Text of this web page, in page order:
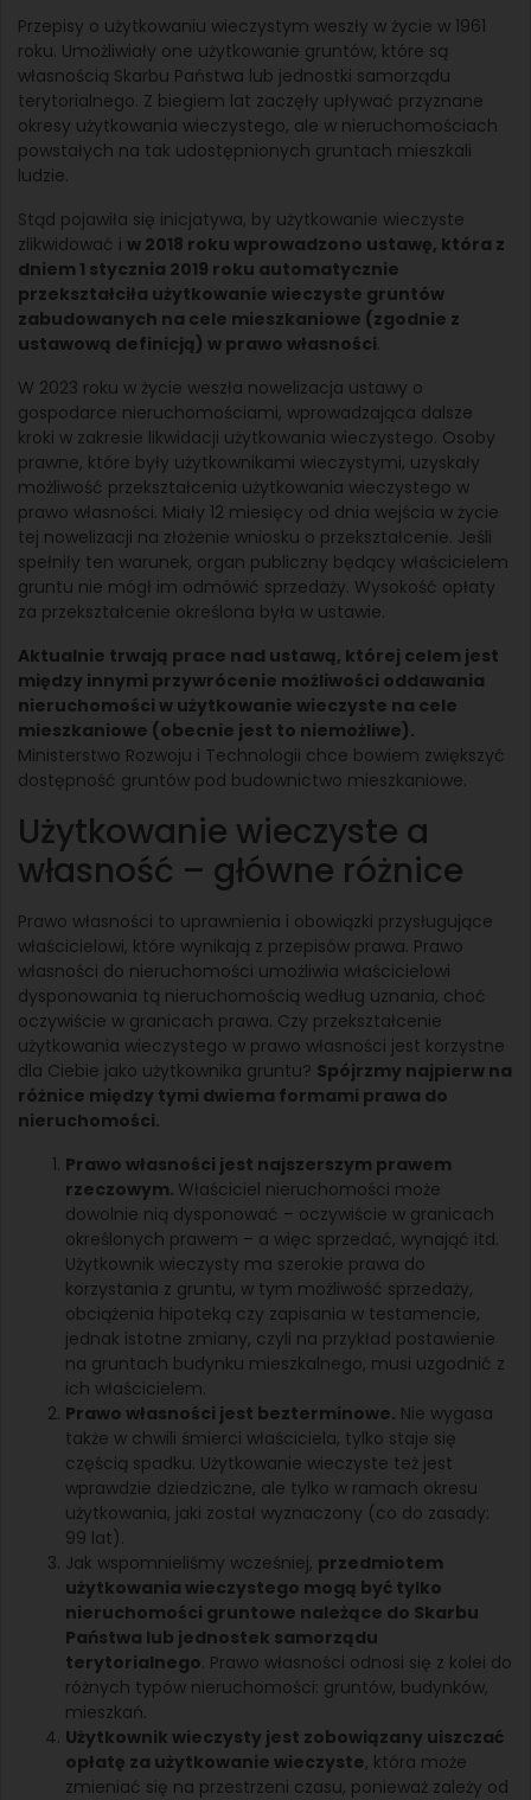
Przepisy o użytkowaniu wieczystym weszły w życie w 1961
roku. Umożliwiały one użytkowanie gruntów, które są
własnością Skarbu Państwa lub jednostki samorządu
terytorialnego. Z biegiem lat zaczęły upływać przyznane
okresy użytkowania wieczystego, ale w nieruchomościach
powstałych na tak udostępnionych gruntach mieszkali
ludzie.
Stąd pojawiła się inicjatywa, by użytkowanie wieczyste
zlikwidować i w 2018 roku wprowadzono ustawę, która z
dniem 1 stycznia 2019 roku automatycznie
przekształciła użytkowanie wieczyste gruntów
zabudowanych na cele mieszkaniowe (zgodnie z
ustawową definicją) w prawo własności.
W 2023 roku w życie weszła nowelizacja ustawy o
gospodarce nieruchomościami, wprowadzająca dalsze
kroki w zakresie likwidacji użytkowania wieczystego. Osoby
prawne, które były użytkownikami wieczystymi, uzyskały
możliwość przekształcenia użytkowania wieczystego w
prawo własności. Miały 12 miesięcy od dnia wejścia w życie
tej nowelizacji na złożenie wniosku o przekształcenie. Jeśli
spełniły ten warunek, organ publiczny będący właścicielem
gruntu nie mógł im odmówić sprzedaży. Wysokość opłaty
za przekształcenie określona była w ustawie.
Aktualnie trwają prace nad ustawą, której celem jest
między innymi przywrócenie możliwości oddawania
nieruchomości w użytkowanie wieczyste na cele
mieszkaniowe (obecnie jest to niemożliwe).
Ministerstwo Rozwoju i Technologii chce bowiem zwiększyć
dostępność gruntów pod budownictwo mieszkaniowe.
Użytkowanie wieczyste a
własność – główne różnice
Prawo własności to uprawnienia i obowiązki przysługujące
właścicielowi, które wynikają z przepisów prawa. Prawo
własności do nieruchomości umożliwia właścicielowi
dysponowania tą nieruchomością według uznania, choć
oczywiście w granicach prawa. Czy przekształcenie
użytkowania wieczystego w prawo własności jest korzystne
dla Ciebie jako użytkownika gruntu? Spójrzmy najpierw na
różnice między tymi dwiema formami prawa do
nieruchomości.
Prawo własności jest najszerszym prawem
rzeczowym. Właściciel nieruchomości może
dowolnie nią dysponować – oczywiście w granicach
określonych prawem – a więc sprzedać, wynająć itd.
Użytkownik wieczysty ma szerokie prawa do
korzystania z gruntu, w tym możliwość sprzedaży,
obciążenia hipoteką czy zapisania w testamencie,
jednak istotne zmiany, czyli na przykład postawienie
na gruntach budynku mieszkalnego, musi uzgodnić z
ich właścicielem.
Prawo własności jest bezterminowe. Nie wygasa
także w chwili śmierci właściciela, tylko staje się
częścią spadku. Użytkowanie wieczyste też jest
wprawdzie dziedziczne, ale tylko w ramach okresu
użytkowania, jaki został wyznaczony (co do zasady:
99 lat).
Jak wspomnieliśmy wcześniej, przedmiotem
użytkowania wieczystego mogą być tylko
nieruchomości gruntowe należące do Skarbu
Państwa lub jednostek samorządu
terytorialnego. Prawo własności odnosi się z kolei do
różnych typów nieruchomości: gruntów, budynków,
mieszkań.
Użytkownik wieczysty jest zobowiązany uiszczać
opłatę za użytkowanie wieczyste, która może
zmieniać się na przestrzeni czasu, ponieważ zależy od